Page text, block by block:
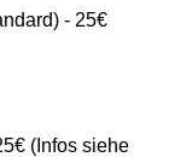
- 25€
(Infos siehe